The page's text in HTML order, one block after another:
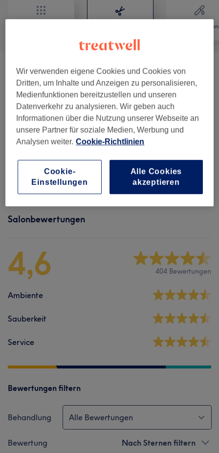
Umformung- Dauerwelle (1) 36 €
Damen - Haarschnitte & Stylings ( 4) ab 1,50 €
Damen - Farbe & Coloration (10 ) ab 8 €
Herren - Haarschnitte & Stylings (6)
Kinder - Trockenhaarschnitte & Stylings ( BIS
12 JAHRE ) (2)
ab 15 €
Salonbewertungen
4,6 404 Bewertungen
Ambiente
Sauberkeit
Service
Bewertungen filtern
Behandlung Alle Bewertungen
Bewertung Nach Sternen filtern
Wir verwenden eigene Cookies und Cookies von
Dritten, um Inhalte und Anzeigen zu personalisieren,
Medienfunktionen bereitzustellen und unseren
Datenverkehr zu analysieren. Wir geben auch
Informationen über die Nutzung unserer Webseite an
unsere Partner für soziale Medien, Werbung und
Analysen weiter. Cookie-Richtlinien
Alle Cookies
akzeptieren
Cookie-
Einstellungen